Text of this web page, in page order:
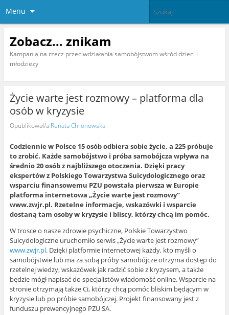
Menu
Zobacz… znikam
Kampania na rzecz przeciwdziałania samobójstwom wśród dzieci i
młodziezy
Życie warte jest rozmowy – platforma dla
osób w kryzysie
Opublikował/a Renata Chronowska
Codziennie w Polsce 15 osób odbiera sobie życie, a 225 próbuje
to zrobić. Każde samobójstwo i próba samobójcza wpływa na
średnio 20 osób z najbliższego otoczenia. Dzięki pracy
ekspertów z Polskiego Towarzystwa Suicydologicznego oraz
wsparciu finansowemu PZU powstała pierwsza w Europie
platforma internetowa „Życie warte jest rozmowy”
www.zwjr.pl. Rzetelne informacje, wskazówki i wsparcie
dostaną tam osoby w kryzysie i bliscy, którzy chcą im pomóc.
W trosce o nasze zdrowie psychiczne, Polskie Towarzystwo
Suicydologiczne uruchomiło serwis „Życie warte jest rozmowy”
www.zwjr.pl. Dzięki platformie internetowej każdy, kto myśli o
samobójstwie lub ma za sobą próby samobójcze otrzyma dostęp do
rzetelnej wiedzy, wskazówek jak radzić sobie z kryzysem, a także
będzie mógł napisać do specjalistów wiadomość online. Wsparcie na
stronie otrzymają także Ci, którzy chcą pomóc bliskim będącym w
kryzysie lub po próbie samobójczej. Projekt finansowany jest z
funduszu prewencyjnego PZU SA.